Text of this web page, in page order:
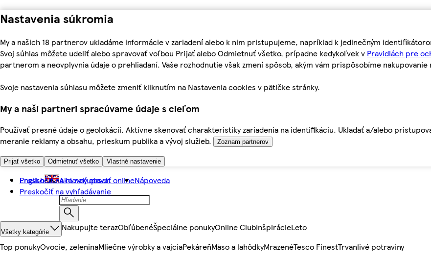
Nastavenia súkromia
My a našich 18 partnerov ukladáme informácie v zariadení alebo k nim pristupujeme, napríklad k jedinečným
Svoj súhlas môžete udeliť alebo spravovať voľbou Prijať alebo Odmietnuť všetko, prípadne kedykoľvek v Pravidlách pre
partnerom a neovplyvnia údaje o prehliadaní. Vaše rozhodnutie však zmení spôsob, akým vám prispôsobíme nakupovanie
Svoje nastavenia súhlasu môžete zmeniť kliknutím na Nastavenia cookies v pätičke stránky.
My a naši partneri spracúvame údaje s cieľom
Používať presné údaje o geolokácii. Aktívne skenovať charakteristiky zariadenia na identifikáciu. Ukladať a/alebo
meranie reklamy a obsahu, prieskum publika a vývoj služieb.
Zoznam partnerov
Prijať všetko Odmietnuť všetko Vlastné nastavenie
Preskočiť na hlavný obsah
Preskočiť na vyhľadávanie
English Ako nakupovať onlineNápoveda
Všetky kategórie Nakupujte terazObľúbenéŠpeciálne ponukyOnline ClubInšpirácieLeto
Top ponukyOvocie, zeleninaMliečne výrobky a vajciaPekáreňMäso a lahôdkyMrazenéTesco FinestTrvanlivé potraviny